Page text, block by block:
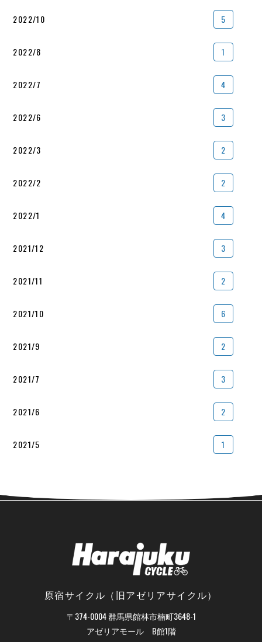
2022/10 5
2022/8 1
2022/7 4
2022/6 3
2022/3 2
2022/2 2
2022/1 4
2021/12 3
2021/11 2
2021/10 6
2021/9 2
2021/7 3
2021/6 2
2021/5 1
原宿サイクル（旧アゼリアサイクル）
〒374-0004 群馬県館林市楠町3648-1
アゼリアモール B館1階